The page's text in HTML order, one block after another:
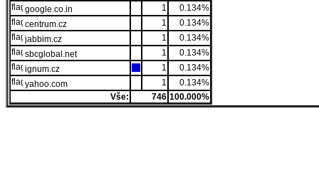
google.co.in
1
0.134%
centrum.cz
1
0.134%
jabbim.cz
1
0.134%
sbcglobal.net
1
0.134%
ignum.cz
1
0.134%
yahoo.com
1
0.134%
Vše:
746 100.000%